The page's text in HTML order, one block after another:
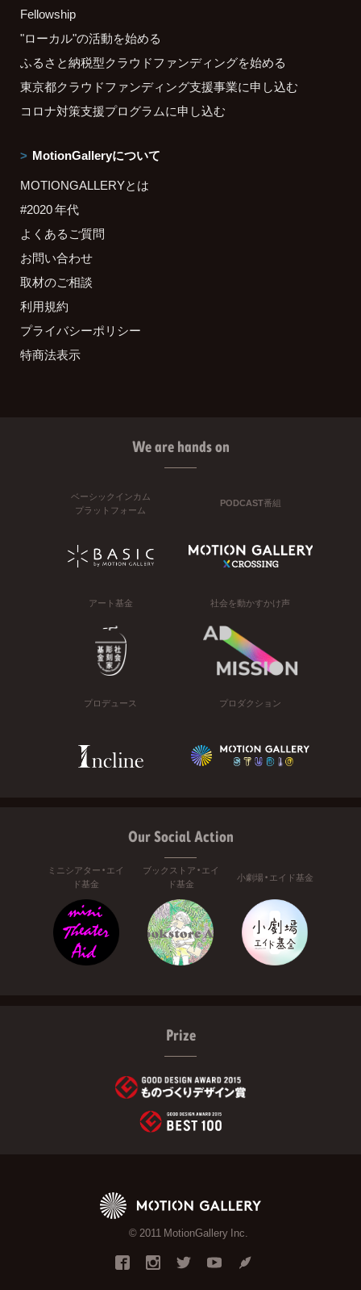
Fellowship
"ローカル"の活動を始める
ふるさと納税型クラウドファンディングを始める
東京都クラウドファンディング支援事業に申し込む
コロナ対策支援プログラムに申し込む
MotionGalleryについて
MOTIONGALLERYとは
#2020 年代
よくあるご質問
お問い合わせ
取材のご相談
利用規約
プライバシーポリシー
特商法表示
We are hands on
ベーシックインカム
プラットフォーム
PODCAST番組
アート基金 社会を動かすかけ声
プロデュース プロダクション
Our Social Action
ミニシアター・エイ
ド基金
ブックストア・エイ
ド基金
小劇場・エイド基金
Prize
© 2011 MotionGallery Inc.